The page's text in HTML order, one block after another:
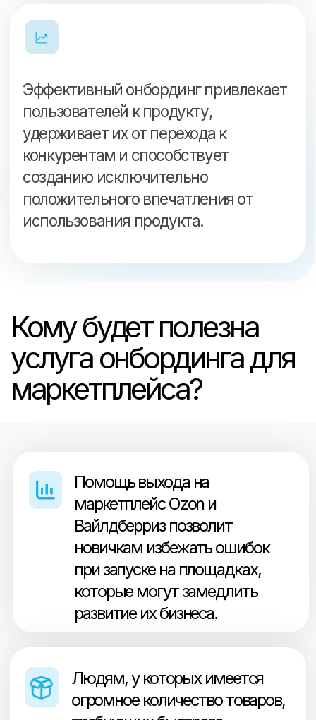
Помощь в выходе на
маркетплейсы с нуля
занятым людям, которым
сложно самостоятельно
разобраться в правилах
разных площадок, особенно
Людям, испытывающим
трудности при активации
своего личного кабинета
продавца из-за мелких
проблем, мешающих начать
успешные продажи на
площадках.
Тем, чьи товары сталкиваются
требующими
профессионального
вмешательства для быстрого
решения.
оформлении товарных